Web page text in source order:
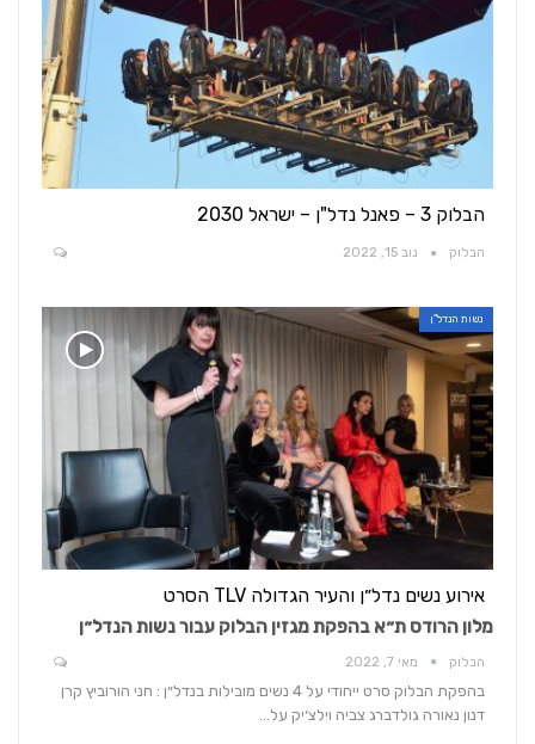
הבלוק 3 – פאנל נדל"ן – ישראל 2030
הבלוק נוב 15, 2022
נשות הנדל"ן
אירוע נשים נדל״ן והעיר הגדולה TLV הסרט
מלון הרודס ת״א בהפקת מגזין הבלוק עבור נשות הנדל״ן
הבלוק מאי 7, 2022
בהפקת הבלוק סרט ייחודי על 4 נשים מובילות בנדל״ן : חני הורוביץ קרן
דנון נאורה גולדברג צביה וילצ׳יק על…